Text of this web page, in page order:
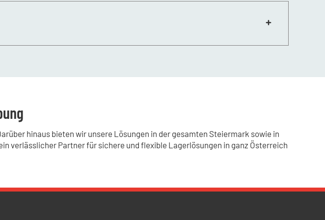
hinaus bieten wir unsere Lösungen in der gesamten Steiermark sowie in
verlässlicher Partner für sichere und flexible Lagerlösungen in ganz Österreich